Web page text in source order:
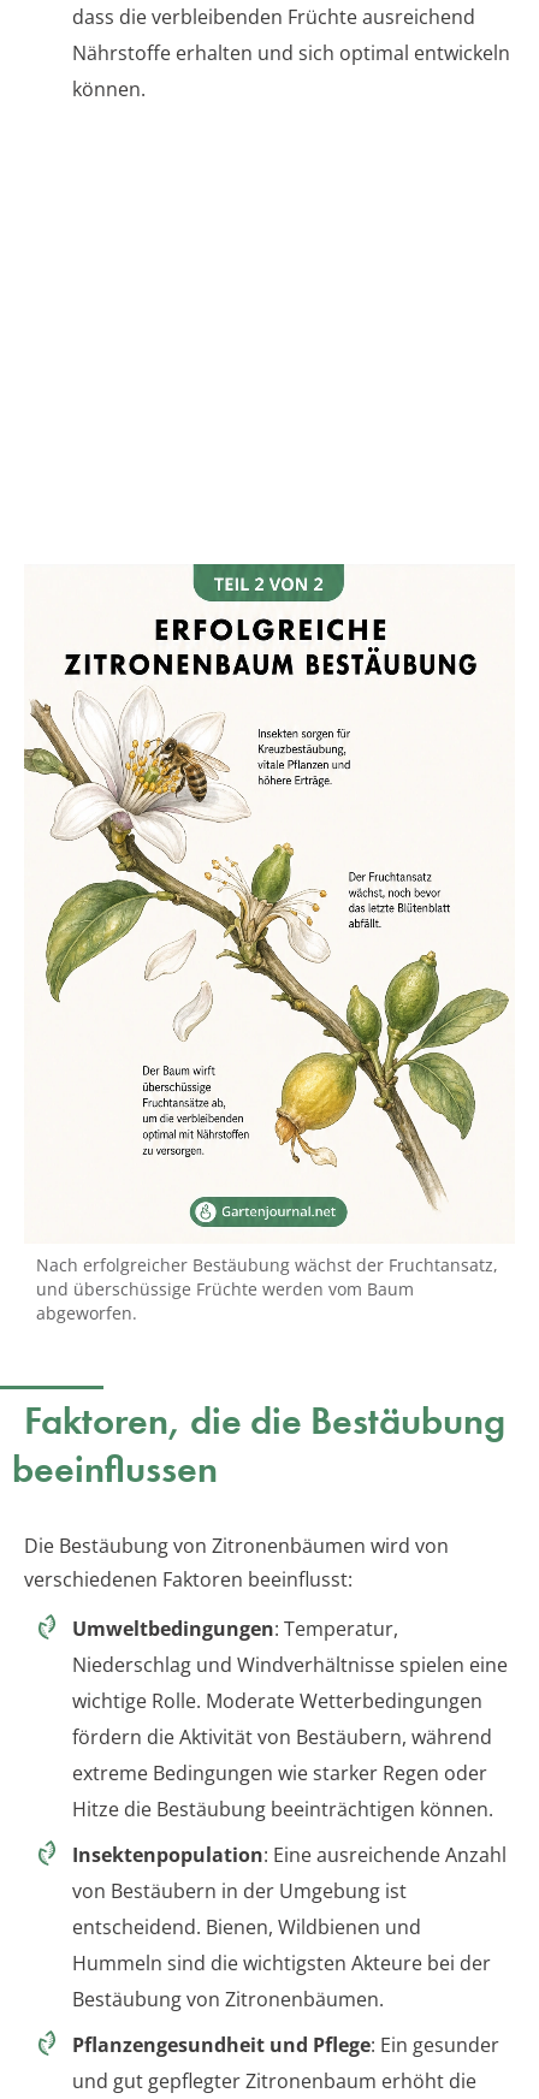
dass die verbleibenden Früchte ausreichend
Nährstoffe erhalten und sich optimal entwickeln
können.
Nach erfolgreicher Bestäubung wächst der Fruchtansatz,
und überschüssige Früchte werden vom Baum
abgeworfen.
Faktoren, die die Bestäubung
beeinflussen
Die Bestäubung von Zitronenbäumen wird von
verschiedenen Faktoren beeinflusst:
Umweltbedingungen: Temperatur,
Niederschlag und Windverhältnisse spielen eine
wichtige Rolle. Moderate Wetterbedingungen
fördern die Aktivität von Bestäubern, während
extreme Bedingungen wie starker Regen oder
Hitze die Bestäubung beeinträchtigen können.
Insektenpopulation: Eine ausreichende Anzahl
von Bestäubern in der Umgebung ist
entscheidend. Bienen, Wildbienen und
Hummeln sind die wichtigsten Akteure bei der
Bestäubung von Zitronenbäumen.
Pflanzengesundheit und Pflege: Ein gesunder
und gut gepflegter Zitronenbaum erhöht die